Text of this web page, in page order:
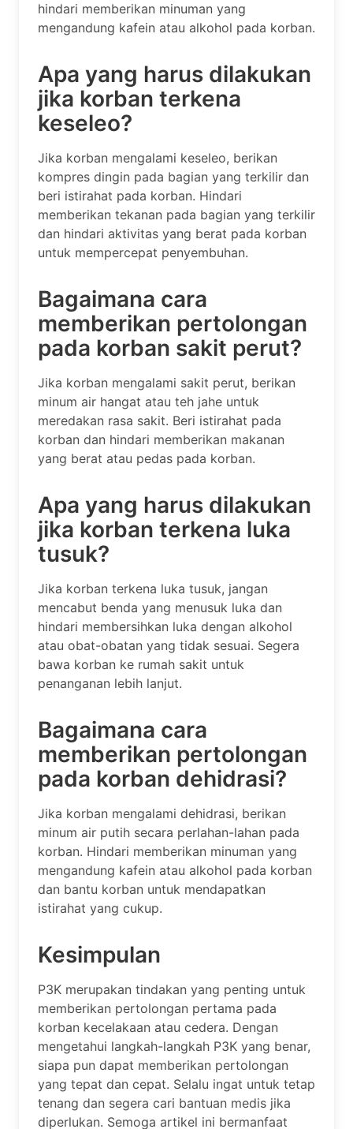
hindari memberikan minuman yang
mengandung kafein atau alkohol pada korban.
Apa yang harus dilakukan
jika korban terkena
keseleo?
Jika korban mengalami keseleo, berikan
kompres dingin pada bagian yang terkilir dan
beri istirahat pada korban. Hindari
memberikan tekanan pada bagian yang terkilir
dan hindari aktivitas yang berat pada korban
untuk mempercepat penyembuhan.
Bagaimana cara
memberikan pertolongan
pada korban sakit perut?
Jika korban mengalami sakit perut, berikan
minum air hangat atau teh jahe untuk
meredakan rasa sakit. Beri istirahat pada
korban dan hindari memberikan makanan
yang berat atau pedas pada korban.
Apa yang harus dilakukan
jika korban terkena luka
tusuk?
Jika korban terkena luka tusuk, jangan
mencabut benda yang menusuk luka dan
hindari membersihkan luka dengan alkohol
atau obat-obatan yang tidak sesuai. Segera
bawa korban ke rumah sakit untuk
penanganan lebih lanjut.
Bagaimana cara
memberikan pertolongan
pada korban dehidrasi?
Jika korban mengalami dehidrasi, berikan
minum air putih secara perlahan-lahan pada
korban. Hindari memberikan minuman yang
mengandung kafein atau alkohol pada korban
dan bantu korban untuk mendapatkan
istirahat yang cukup.
Kesimpulan
P3K merupakan tindakan yang penting untuk
memberikan pertolongan pertama pada
korban kecelakaan atau cedera. Dengan
mengetahui langkah-langkah P3K yang benar,
siapa pun dapat memberikan pertolongan
yang tepat dan cepat. Selalu ingat untuk tetap
tenang dan segera cari bantuan medis jika
diperlukan. Semoga artikel ini bermanfaat